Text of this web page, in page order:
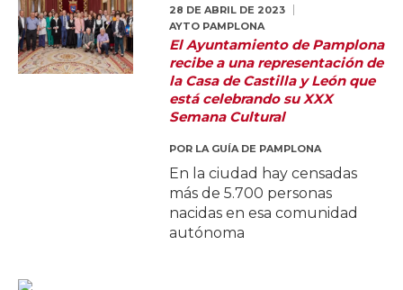
28 DE ABRIL DE 2023
AYTO PAMPLONA
El Ayuntamiento de Pamplona
recibe a una representación de
la Casa de Castilla y León que
está celebrando su XXX
Semana Cultural
POR LA GUÍA DE PAMPLONA
En la ciudad hay censadas
más de 5.700 personas
nacidas en esa comunidad
autónoma